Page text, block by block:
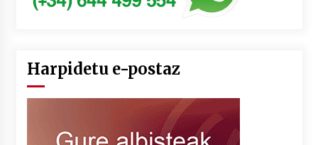
Harpidetu e-postaz